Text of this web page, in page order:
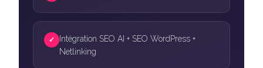
✓
Intégration SEO AI + SEO WordPress +
Netlinking